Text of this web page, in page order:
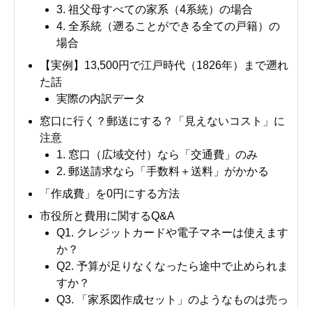
3. 祖父母すべての家系（4系統）の場合
4. 全系統（遡ることができる全ての戸籍）の
場合
【実例】13,500円で江戸時代（1826年）まで遡れ
た話
実際の内訳データ
窓口に行く？郵送にする？「見えないコスト」に
注意
1. 窓口（広域交付）なら「交通費」のみ
2. 郵送請求なら「手数料＋送料」がかかる
「作成費」を0円にする方法
市役所と費用に関するQ&A
Q1. クレジットカードや電子マネーは使えます
か？
Q2. 予算が足りなくなったら途中で止められま
すか？
Q3. 「家系図作成セット」のようなものは売っ